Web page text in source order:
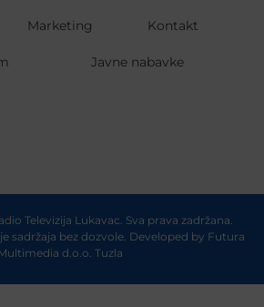
Marketing Kontakt
Javne nabavke
Televizija Lukavac. Sva prava zadržana.
sadržaja bez dozvole. Developed by Futura
d.o.o. Tuzla